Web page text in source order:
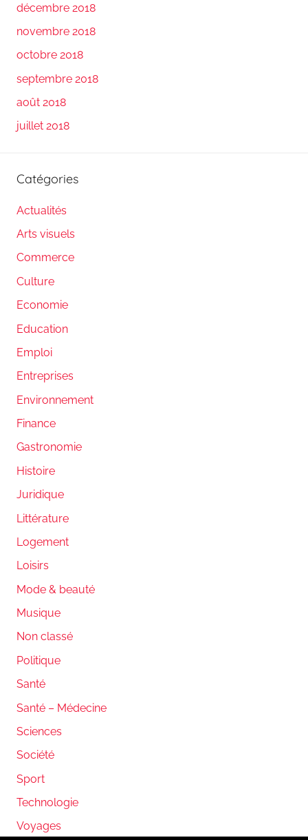
décembre 2018
novembre 2018
octobre 2018
septembre 2018
août 2018
juillet 2018
Catégories
Actualités
Arts visuels
Commerce
Culture
Economie
Education
Emploi
Entreprises
Environnement
Finance
Gastronomie
Histoire
Juridique
Littérature
Logement
Loisirs
Mode & beauté
Musique
Non classé
Politique
Santé
Santé – Médecine
Sciences
Société
Sport
Technologie
Voyages